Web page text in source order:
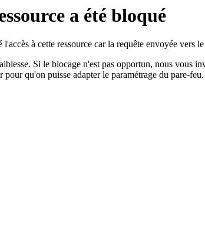
a été bloqué
à cette ressource car la requête envoyée vers
Si le blocage n'est pas opportun, nous vous
qu'on puisse adapter le paramétrage du pare-feu.